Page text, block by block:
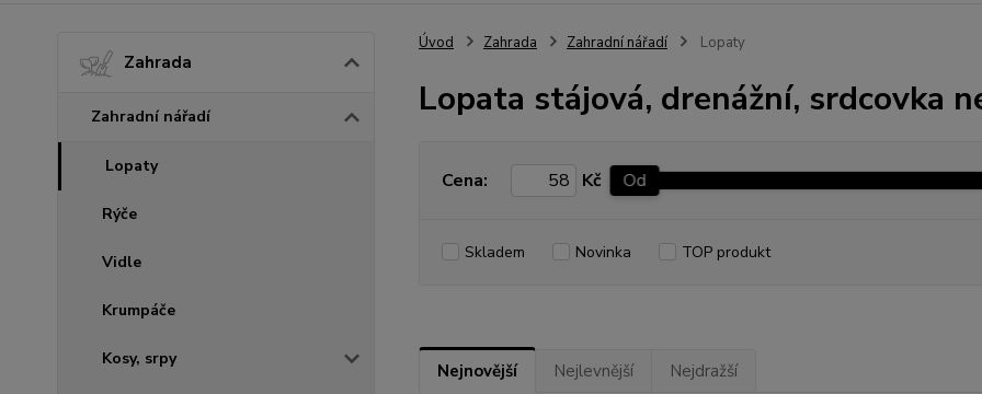
Zahrada
Zahradní nářadí
Lopaty
Rýče
Vidle
Krumpáče
Kosy, srpy
Úvod Zahrada Zahradní nářadí Lopaty
Lopata stájová, drenážní, srdcovka
Cena: Kč Od
Skladem Novinka TOP produkt
Nejnovější Nejlevnější Nejdražší